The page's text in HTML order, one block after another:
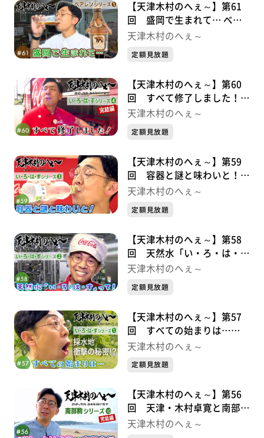
【天津木村のへぇ～】第61
回 盛岡で生まれて… べア
レンシリーズ➀
天津木村のへぇ～
定額見放題
【天津木村のへぇ～】第60
回 すべて修了しました！
い・ろ・は・すシリーズ➃完
天津木村のへぇ～
定額見放題
【天津木村のへぇ～】第59
回 容器と謎と味わいと！
い・ろ・は・すシリーズ③
天津木村のへぇ～
定額見放題
【天津木村のへぇ～】第58
回 天然水「い・ろ・は・
す」って！ い・ろ・は・す
天津木村のへぇ～
定額見放題
【天津木村のへぇ～】第57
回 すべての始まりは…
い・ろ・は・すシリーズ➀
天津木村のへぇ～
定額見放題
【天津木村のへぇ～】第56
回 天津・木村卓寛と南部光
行 南部駒シリーズ⑩完結編
天津木村のへぇ～